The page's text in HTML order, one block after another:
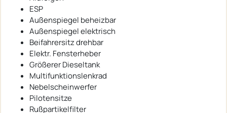
ESP
Außenspiegel beheizbar
Außenspiegel elektrisch
Beifahrersitz drehbar
Elektr. Fensterheber
Größerer Dieseltank
Multifunktionslenkrad
Nebelscheinwerfer
Pilotensitze
Rußpartikelfilter